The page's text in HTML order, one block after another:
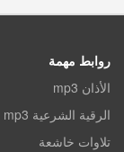
روابط مهمة
الأذان mp3
الرقية الشرعية mp3
تلاوات خاشعة